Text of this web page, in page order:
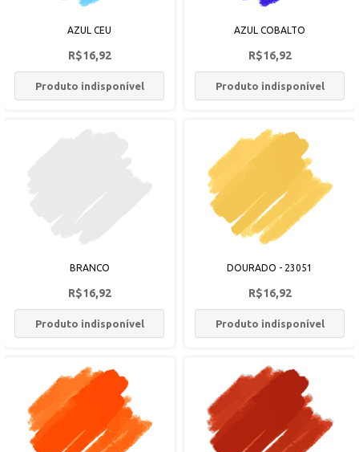
AZUL CEU
R$16,92
Produto indisponível
AZUL COBALTO
R$16,92
Produto indisponível
BRANCO
R$16,92
Produto indisponível
DOURADO - 23051
R$16,92
Produto indisponível